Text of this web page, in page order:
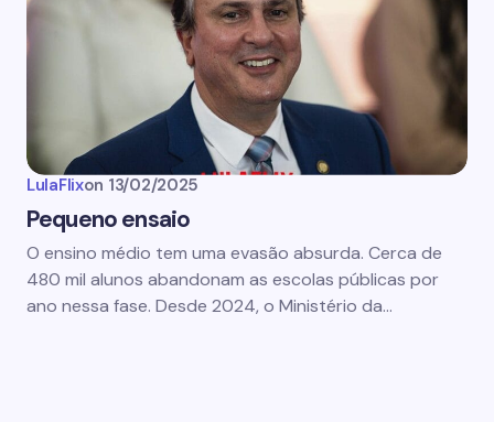
LulaFlixon 13/02/2025
Pequeno ensaio
O ensino médio tem uma evasão absurda. Cerca de
480 mil alunos abandonam as escolas públicas por
ano nessa fase. Desde 2024, o Ministério da…